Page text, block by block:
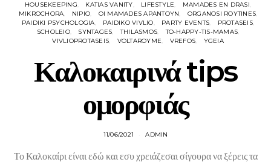
HOUSEKEEPING
KATIAS VANITY LIFESTYLE
MAMADES EN DRASI
MIKROCHORA
NIPIO OI MAMADES APANTOYN
ORGANOSI ROYTINES
PAIDIKI PSYCHOLOGIA
PAIDIKO VIVLIO PARTY EVENTS
PROTASEIS
SCHOLEIO
SYNTAGES THILASMOS
TO-HAPPY-TIS-MAMAS
VIVLIOPROTASEIS
VOLTAROYME VREFOS YGEIA
Καλοκαιρινά tips
ομορφιάς
11/06/2021 ADMIN
Το Καλοκαίρι είναι εδώ και εσυ χρειάζεσαι σίγουρα να ξέρεις τα